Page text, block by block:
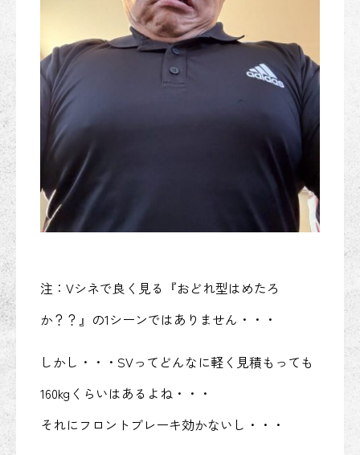
注：Vシネで良く見る『おどれ型はめたろ
か？？』の1シーンではありません・・・
しかし・・・SVってどんなに軽く見積もっても
160kgくらいはあるよね・・・
それにフロントブレーキ効かないし・・・